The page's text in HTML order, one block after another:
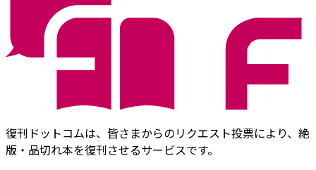
復刊ドットコムは、皆さまからのリクエスト投票により、絶
版・品切れ本を復刊させるサービスです。